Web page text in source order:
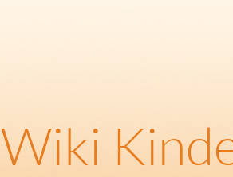
Wiki